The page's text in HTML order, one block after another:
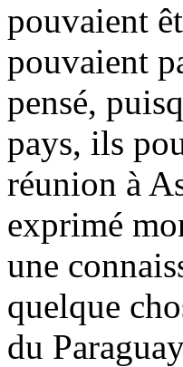
pouvaient
pouvaient
pensé,
pays, ils
réunion à
exprimé
une
quelque
du